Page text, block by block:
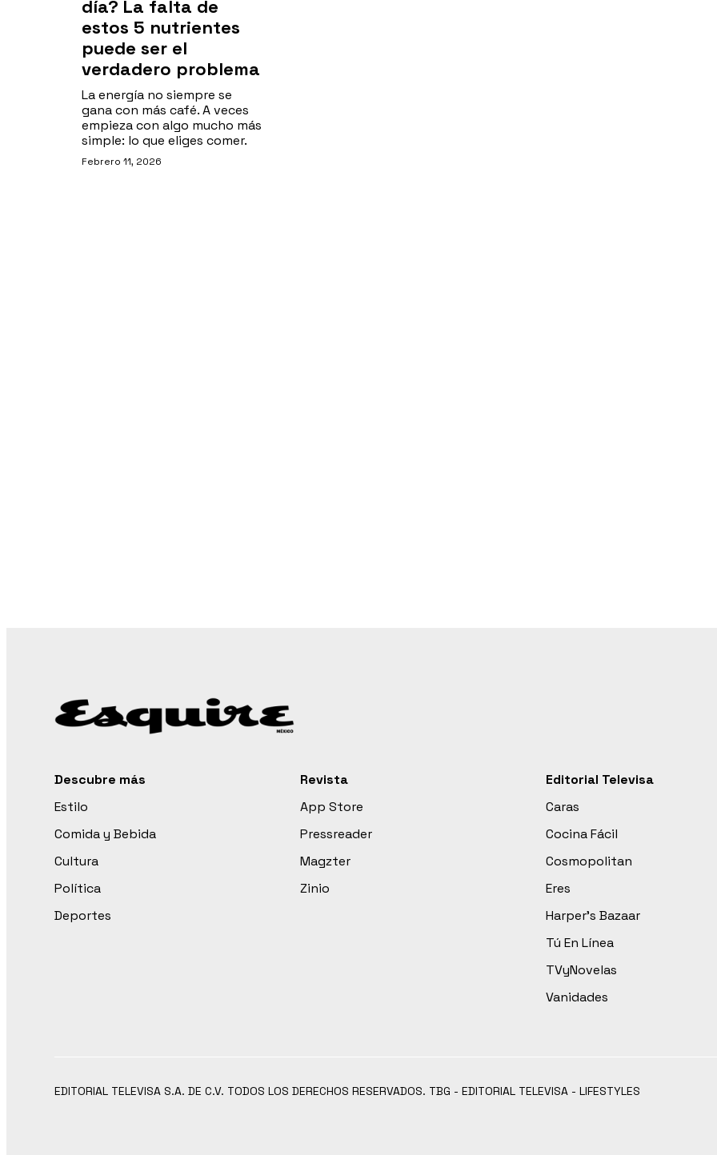
día? La falta de
estos 5 nutrientes
puede ser el
verdadero problema
La energía no siempre se
gana con más café. A veces
empieza con algo mucho más
simple: lo que eliges comer.
Febrero 11, 2026
Descubre más
Estilo
Comida y Bebida
Cultura
Política
Deportes
Revista
App Store
Pressreader
Magzter
Zinio
Editorial Televisa
Caras
Cocina Fácil
Cosmopolitan
Eres
Harper’s Bazaar
Tú En Línea
TVyNovelas
Vanidades
EDITORIAL TELEVISA S.A. DE C.V. TODOS LOS DERECHOS RESERVADOS. TBG - EDITORIAL TELEVISA - LIFESTYLES